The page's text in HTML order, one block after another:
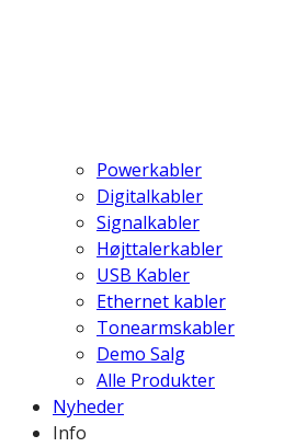
Powerkabler
Digitalkabler
Signalkabler
Højttalerkabler
USB Kabler
Ethernet kabler
Tonearmskabler
Demo Salg
Alle Produkter
Nyheder
Info